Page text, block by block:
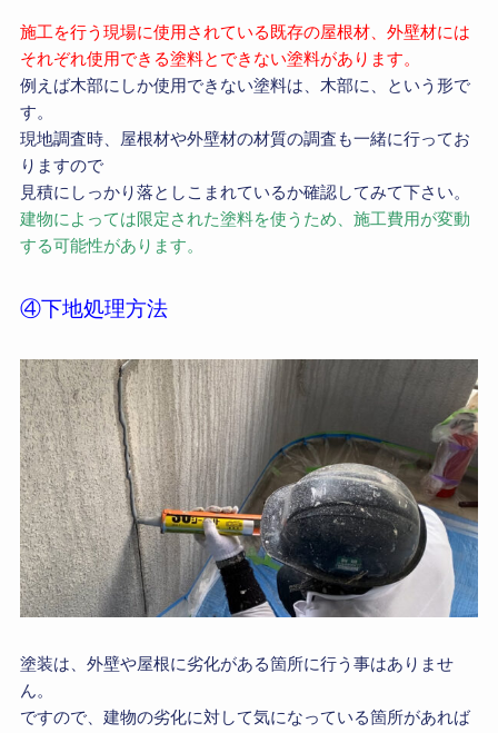
施工を行う現場に使用されている既存の屋根材、外壁材には
それぞれ使用できる塗料とできない塗料があります。
例えば木部にしか使用できない塗料は、木部に、という形で
す。
現地調査時、屋根材や外壁材の材質の調査も一緒に行ってお
りますので
見積にしっかり落としこまれているか確認してみて下さい。
建物によっては限定された塗料を使うため、施工費用が変動
する可能性があります。
④下地処理方法
塗装は、外壁や屋根に劣化がある箇所に行う事はありませ
ん。
ですので、建物の劣化に対して気になっている箇所があれば